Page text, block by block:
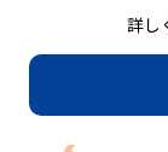
詳し